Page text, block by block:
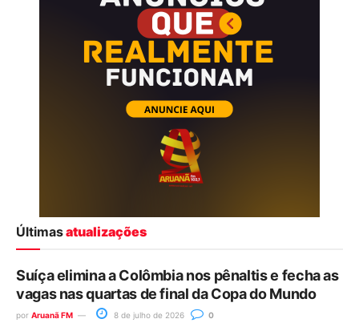
Últimasatualizações
Suíça elimina a Colômbia nos pênaltis e fecha as
vagas nas quartas de final da Copa do Mundo
por Aruanã FM 8 de julho de 2026 0